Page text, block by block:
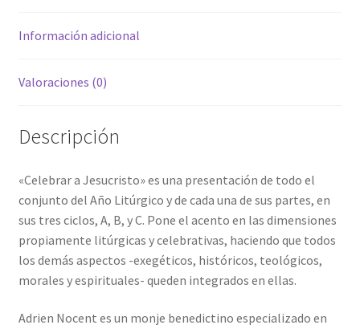
Información adicional
Valoraciones (0)
Descripción
«Celebrar a Jesucristo» es una presentación de todo el
conjunto del Año Litúrgico y de cada una de sus partes, en
sus tres ciclos, A, B, y C. Pone el acento en las dimensiones
propiamente litúrgicas y celebrativas, haciendo que todos
los demás aspectos -exegéticos, históricos, teológicos,
morales y espirituales- queden integrados en ellas.
Adrien Nocent es un monje benedictino especializado en